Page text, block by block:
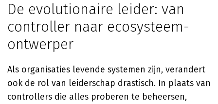
De evolutionaire leider: van
controller naar ecosysteem-
ontwerper
Als organisaties levende systemen zijn, verandert
ook de rol van leiderschap drastisch. In plaats van
controllers die alles proberen te beheersen,